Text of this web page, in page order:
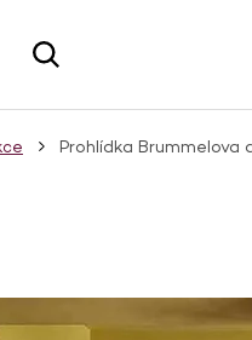
Prohlídka Brummelova